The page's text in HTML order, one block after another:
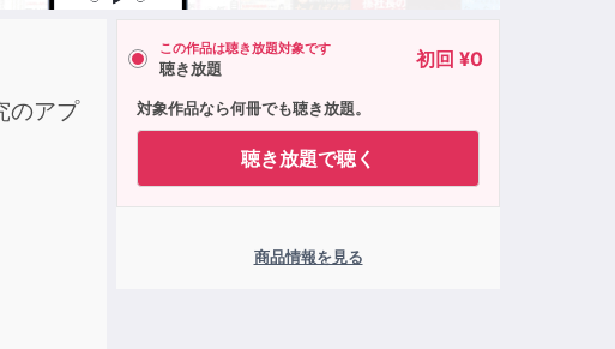
のアプ
この作品は聴き放題対象です
聴き放題 初回 ¥0
対象作品なら何冊でも聴き放題。
聴き放題で聴く
商品情報を見る